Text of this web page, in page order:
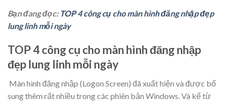
Bạn đang đọc: TOP 4 công cụ cho màn hình đăng nhập đẹp
lung linh mỗi ngày
TOP 4 công cụ cho màn hình đăng nhập
đẹp lung linh mỗi ngày
Màn hình đăng nhập (Logon Screen) đã xuất hiện và được bổ
sung thêm rất nhiều trong các phiên bản Windows. Và kể từ